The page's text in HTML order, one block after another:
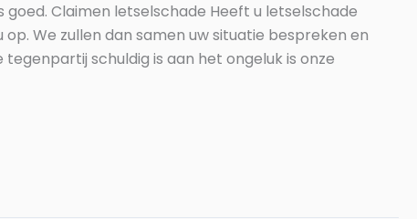
Claimen letselschade Heeft u letselschade
We zullen dan samen uw situatie bespreken en
schuldig is aan het ongeluk is onze